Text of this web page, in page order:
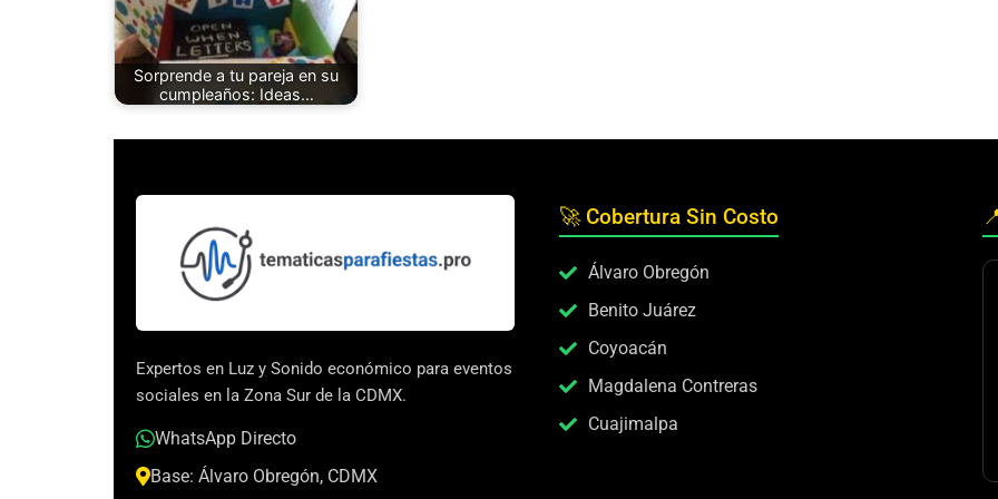
Sorprende a tu pareja en su
cumpleaños: Ideas…
Expertos en Luz y Sonido económico para eventos
sociales en la Zona Sur de la CDMX.
WhatsApp Directo
Base: Álvaro Obregón, CDMX
🚀 Cobertura Sin Costo
Álvaro Obregón
Benito Juárez
Coyoacán
Magdalena Contreras
Cuajimalpa